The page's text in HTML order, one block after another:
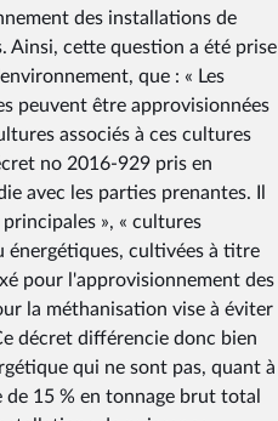
des installations de
Ainsi, cette question a été prise
que : « Les
peuvent être approvisionnées
associés à ces cultures
no 2016-929 pris en
avec les parties prenantes. Il
», « cultures
énergétiques, cultivées à titre
pour l'approvisionnement des
la méthanisation vise à éviter
décret différencie donc bien
qui ne sont pas, quant à
15 % en tonnage brut total